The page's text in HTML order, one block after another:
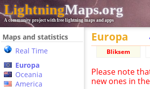
LightningMaps.org
A community project with free lightning maps and apps
Maps and statistics
Real Time
Europa
Oceania
America
Europa
Bliksem
Please note
new ones in